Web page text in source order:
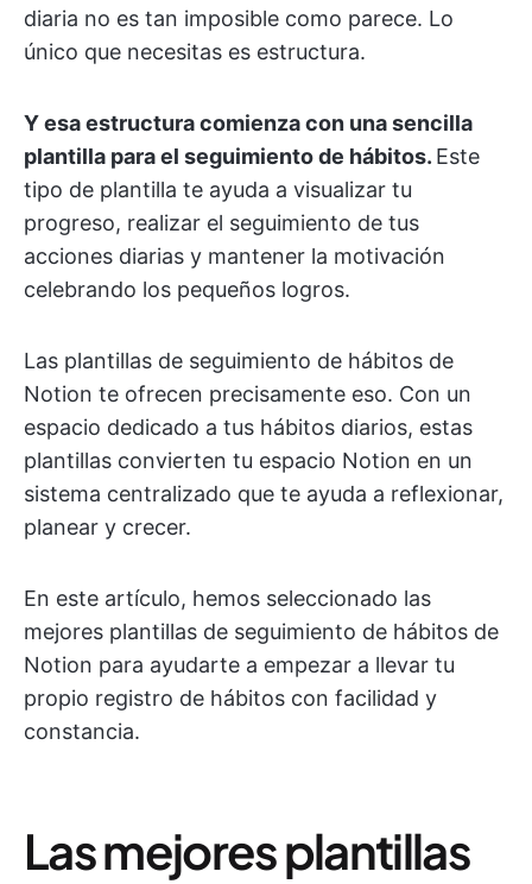
diaria no es tan imposible como parece. Lo
único que necesitas es estructura.
Y esa estructura comienza con una sencilla
plantilla para el seguimiento de hábitos. Este
tipo de plantilla te ayuda a visualizar tu
progreso, realizar el seguimiento de tus
acciones diarias y mantener la motivación
celebrando los pequeños logros.
Las plantillas de seguimiento de hábitos de
Notion te ofrecen precisamente eso. Con un
espacio dedicado a tus hábitos diarios, estas
plantillas convierten tu espacio Notion en un
sistema centralizado que te ayuda a reflexionar,
planear y crecer.
En este artículo, hemos seleccionado las
mejores plantillas de seguimiento de hábitos de
Notion para ayudarte a empezar a llevar tu
propio registro de hábitos con facilidad y
constancia.
Las mejores plantillas